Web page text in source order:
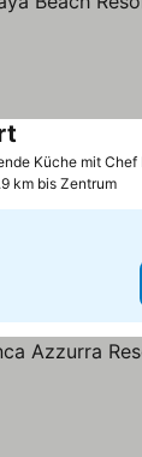
Küche mit
km bis Zentrum